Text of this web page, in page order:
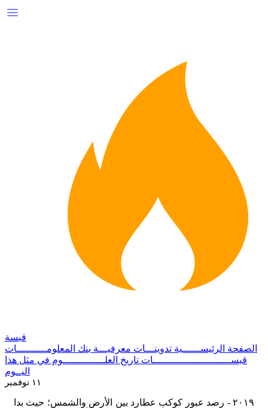
قبسة
الصفحة الرئيســــــية تدوينـــات معرفيـــة بنك المعلومــــــــــات
قبســــــــــــــــــــــــــات تاريخ العلــــــــــــــوم في مثل هذا
اليــوم
١١ نوفمبر
٢٠١٩ - رصد عبور كوكب عطارد بين الأرض و‌الشمس؛ حيث بدا